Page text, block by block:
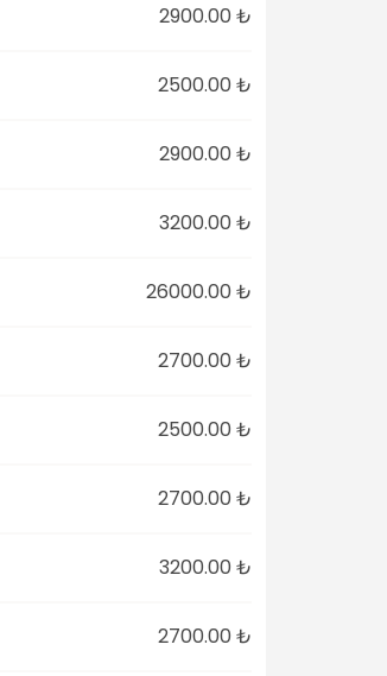
2900.00 ₺
2500.00 ₺
2900.00 ₺
3200.00 ₺
26000.00 ₺
2700.00 ₺
2500.00 ₺
2700.00 ₺
3200.00 ₺
2700.00 ₺